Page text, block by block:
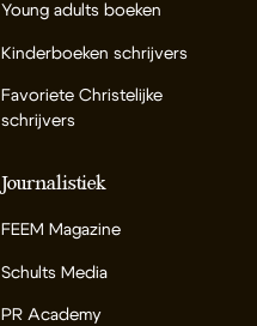
Young adults boeken
Kinderboeken schrijvers
Favoriete Christelijke
schrijvers
Journalistiek
FEEM Magazine
Schults Media
PR Academy